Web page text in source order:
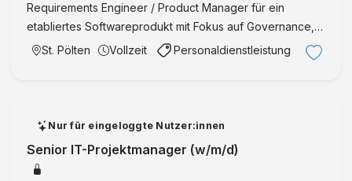
Requirements Engineer / Product Manager für ein
etabliertes Softwareprodukt mit Fokus auf Governance,
Resilienz, Compliance und Risikosteuerung.
St. Pölten Vollzeit Personaldienstleistung
Nur für eingeloggte Nutzer:innen
Senior IT-Projektmanager (w/m/d)